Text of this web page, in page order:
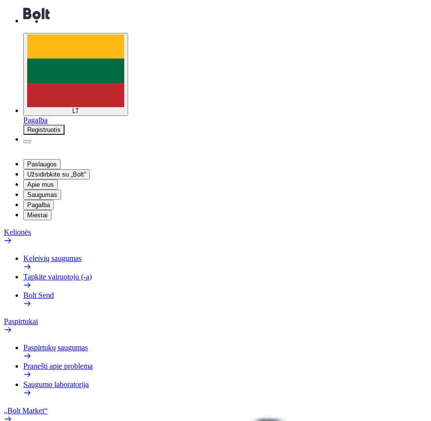
LT
Pagalba
Registruotis
Paslaugos
Užsidirbkite su „Bolt“
Apie mus
Saugumas
Pagalba
Miestai
Kelionės
Keleivių saugumas
Tapkite vairuotoju (-a)
Bolt Send
Paspirtukai
Paspirtukų saugumas
Pranešti apie problemą
Saugumo laboratorija
„Bolt Market“